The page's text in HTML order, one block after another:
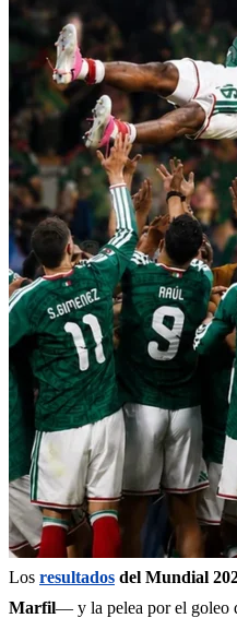
Los resultados del Mundial
Marfil— y la pelea por el goleo